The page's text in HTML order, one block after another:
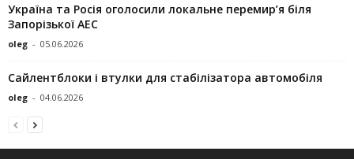
Україна та Росія оголосили локальне перемир’я біля
Запорізької АЕС
oleg - 05.06.2026
Сайлентблоки і втулки для стабілізатора автомобіля
oleg - 04.06.2026